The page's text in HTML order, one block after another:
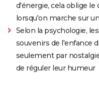
d'énergie, cela oblige le
lorsqu'on marche sur
Selon la psychologie,
souvenirs de l'enfance
seulement par
de réguler leur humeur